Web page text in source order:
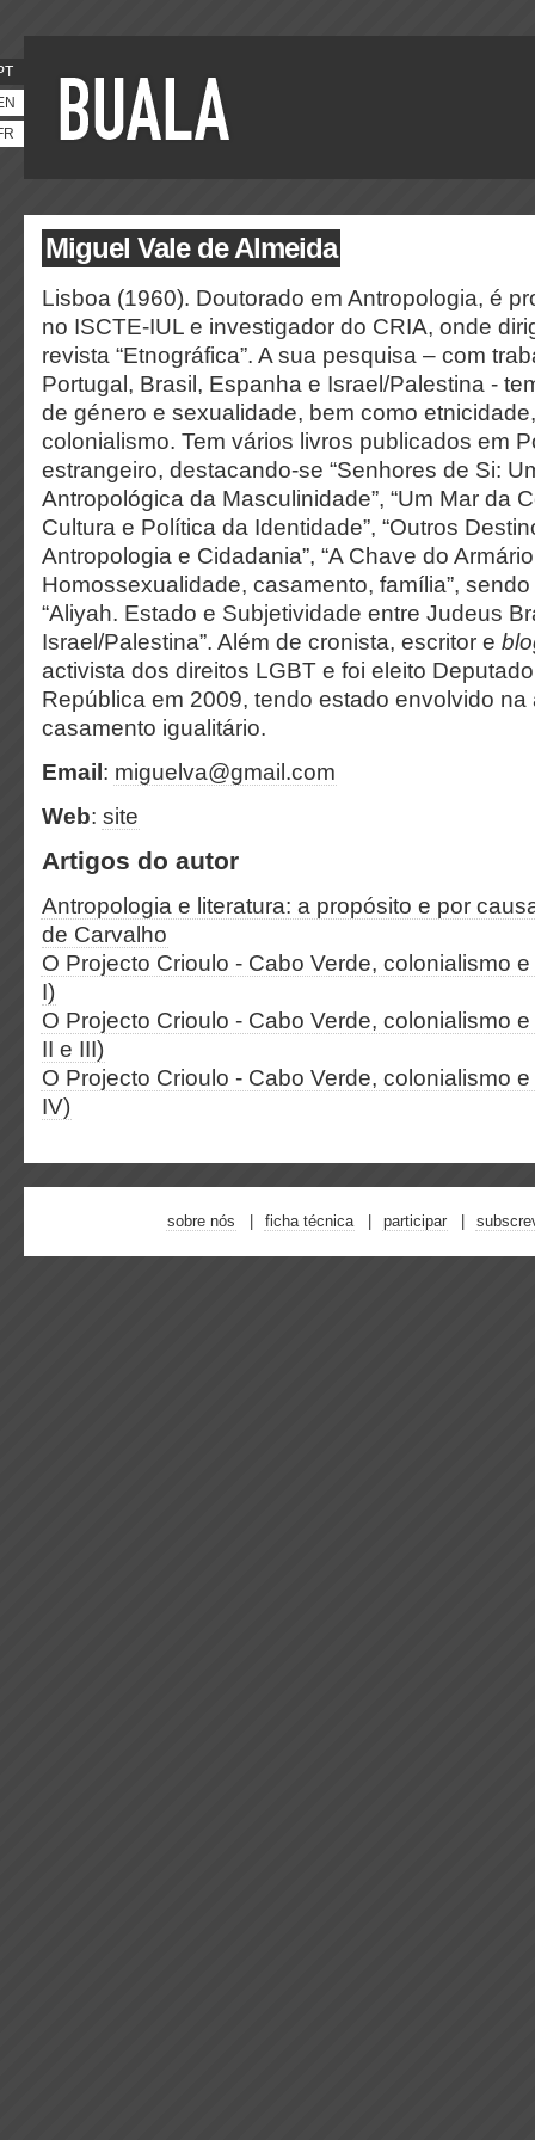
Miguel Vale de Almeida
Lisboa (1960). Doutorado em Antropologia, é
no ISCTE-IUL e investigador do CRIA, onde
revista “Etnográfica”. A sua pesquisa – com
Portugal, Brasil, Espanha e Israel/Palestina -
de género e sexualidade, bem como etnicidade,
colonialismo. Tem vários livros publicados em
estrangeiro, destacando-se “Senhores de Si:
Antropológica da Masculinidade”, “Um Mar da
Cultura e Política da Identidade”, “Outros
Antropologia e Cidadania”, “A Chave do
Homossexualidade, casamento, família”,
“Aliyah. Estado e Subjetividade entre Judeus
Israel/Palestina”. Além de cronista, escritor e
activista dos direitos LGBT e foi eleito
República em 2009, tendo estado envolvido na
casamento igualitário.
Email : miguelva@gmail.com
Web: site
Artigos do autor
Antropologia e literatura: a propósito e por
de Carvalho
O Projecto Crioulo - Cabo Verde, colonialismo
I)
O Projecto Crioulo - Cabo Verde, colonialismo
II e III)
O Projecto Crioulo - Cabo Verde, colonialismo
IV)
sobre nós ficha técnica participar